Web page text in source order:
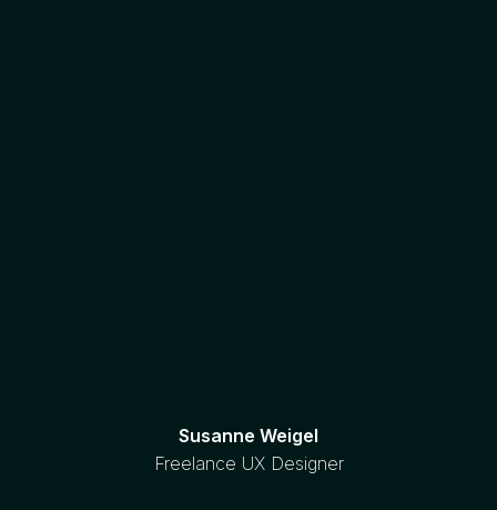
Susanne Weigel
Freelance UX Designer